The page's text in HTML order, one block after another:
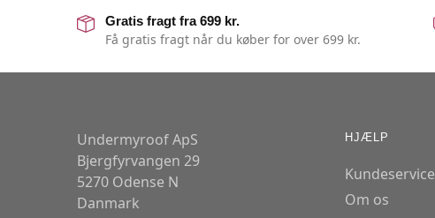
Gratis fragt fra 699 kr.
Få gratis fragt når du køber for over 699 kr.
Undermyroof ApS
Bjergfyrvangen 29
5270 Odense N
Danmark
HJÆLP
Kundeservice
Om os